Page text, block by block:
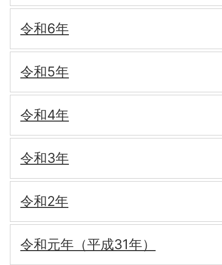
令和6年
令和5年
令和4年
令和3年
令和2年
令和元年（平成31年）